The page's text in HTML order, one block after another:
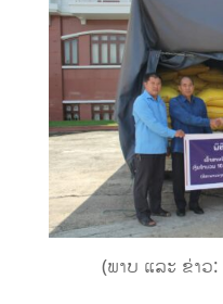
(ພາບ ແລະ ຂ່າວ